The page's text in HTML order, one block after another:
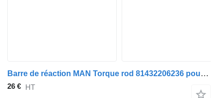
Barre de réaction MAN Torque rod 81432206236 pour tracteur routier MAN TGA 18.430
26 € HT